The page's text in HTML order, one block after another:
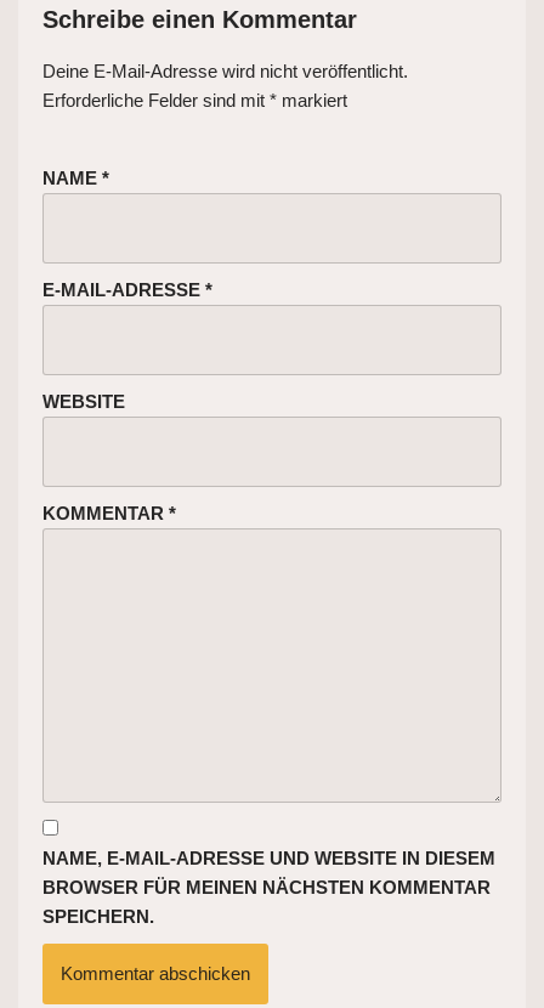
Schreibe einen Kommentar
Deine E-Mail-Adresse wird nicht veröffentlicht.
Erforderliche Felder sind mit * markiert
NAME *
E-MAIL-ADRESSE *
WEBSITE
KOMMENTAR *
NAME, E-MAIL-ADRESSE UND WEBSITE IN DIESEM
BROWSER FÜR MEINEN NÄCHSTEN KOMMENTAR
SPEICHERN.